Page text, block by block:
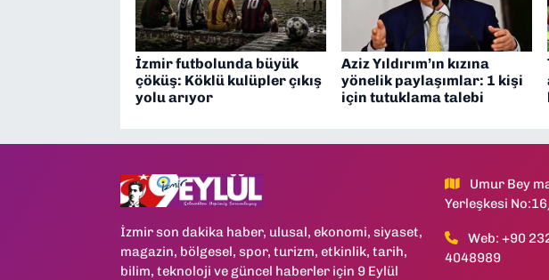
İzmir futbolunda büyük
çöküş: Köklü kulüpler çıkış
yolu arıyor
Aziz Yıldırım’ın kızına
yönelik paylaşımlar: 1 kişi
için tutuklama talebi
İzmir son dakika haber, ulusal, ekonomi, siyaset,
magazin, bölgesel, spor, turizm, etkinlik, tarih,
bilim, teknoloji ve güncel haberler için 9 Eylül
Umur Bey
Yerleşkesi
Web: +90
4048989